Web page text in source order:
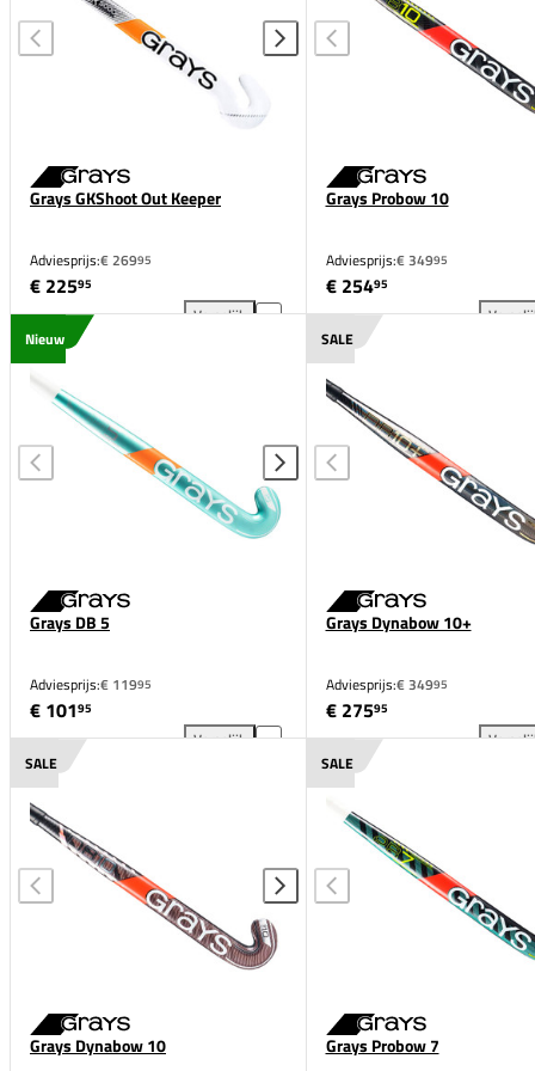
Grays GKShoot Out Keeper
Adviesprijs:€ 26995
€ 22595
Vergelijk
Grays GKShoot Out Keeper toevoegen aan
Grays Probow 10
Adviesprijs:€ 34995
€ 25495
Nieuw
Grays DB 5
Adviesprijs:€ 11995
€ 10195
Vergelijk
Grays DB 5 toevoegen aan vergelijking
SALE
Grays Dynabow 10+
Adviesprijs:€ 34995
€ 27595
SALE
Grays Dynabow 10
SALE
Grays Probow 7